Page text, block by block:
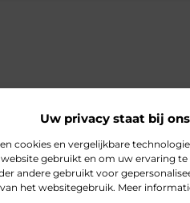
Uw privacy staat bij
cookies en vergelijkbare
website gebruikt en om uw ervaring
andere gebruikt voor
het websitegebruik. Meer
Website index